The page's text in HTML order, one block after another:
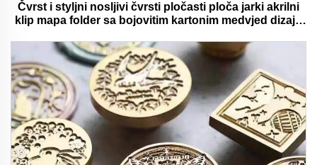
Čvrst i styljni nosljivi čvrsti pločasti ploča jarki akrilni
klip mapa folder sa bojovitim kartonim medvjed dizajn